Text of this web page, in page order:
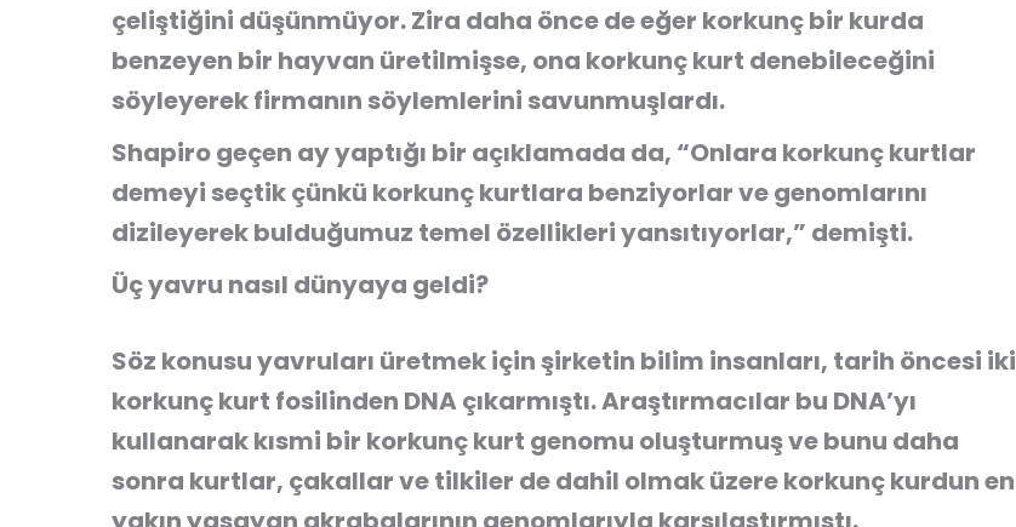
çeliştiğini düşünmüyor. Zira daha önce de eğer korkunç bir kurda
benzeyen bir hayvan üretilmişse, ona korkunç kurt denebileceğini
söyleyerek firmanın söylemlerini savunmuşlardı.
Shapiro geçen ay yaptığı bir açıklamada da, “Onlara korkunç kurtlar
demeyi seçtik çünkü korkunç kurtlara benziyorlar ve genomlarını
dizileyerek bulduğumuz temel özellikleri yansıtıyorlar,” demişti.
Üç yavru nasıl dünyaya geldi?
Söz konusu yavruları üretmek için şirketin bilim insanları, tarih öncesi iki
korkunç kurt fosilinden DNA çıkarmıştı. Araştırmacılar bu DNA’yı
kullanarak kısmi bir korkunç kurt genomu oluşturmuş ve bunu daha
sonra kurtlar, çakallar ve tilkiler de dahil olmak üzere korkunç kurdun en